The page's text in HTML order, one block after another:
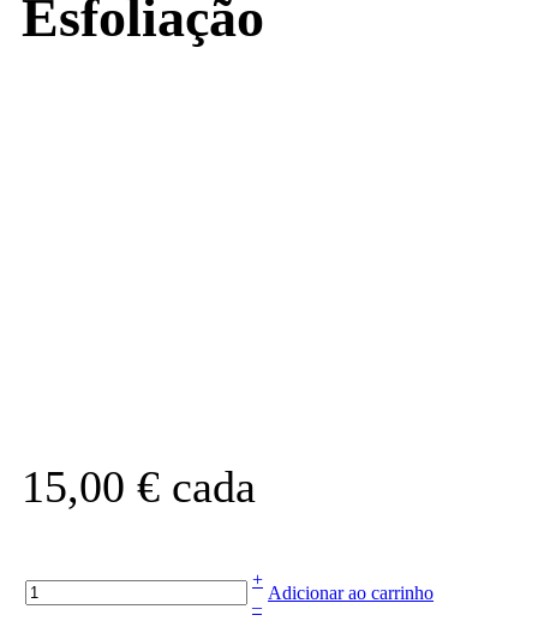
Esfoliação
15,00 € cada
+
Adicionar ao carrinho
–